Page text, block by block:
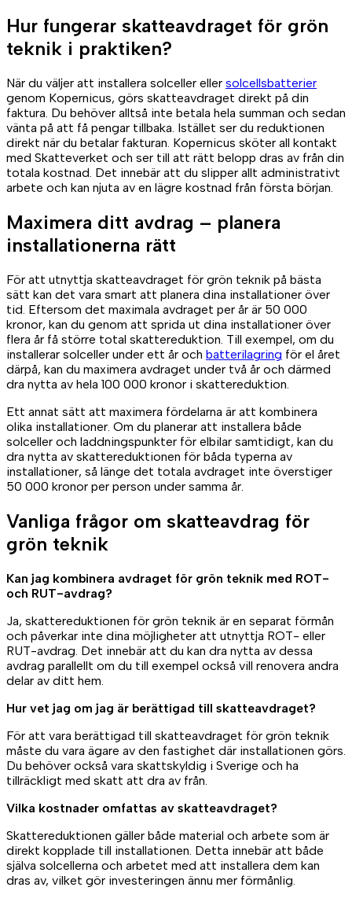
Hur fungerar skatteavdraget för grön
teknik i praktiken?
När du väljer att installera solceller eller solcellsbatterier
genom Kopernicus, görs skatteavdraget direkt på din
faktura. Du behöver alltså inte betala hela summan och sedan
vänta på att få pengar tillbaka. Istället ser du reduktionen
direkt när du betalar fakturan. Kopernicus sköter all kontakt
med Skatteverket och ser till att rätt belopp dras av från din
totala kostnad. Det innebär att du slipper allt administrativt
arbete och kan njuta av en lägre kostnad från första början.
Maximera ditt avdrag – planera
installationerna rätt
För att utnyttja skatteavdraget för grön teknik på bästa
sätt kan det vara smart att planera dina installationer över
tid. Eftersom det maximala avdraget per år är 50 000
kronor, kan du genom att sprida ut dina installationer över
flera år få större total skattereduktion. Till exempel, om du
installerar solceller under ett år och batterilagring för el året
därpå, kan du maximera avdraget under två år och därmed
dra nytta av hela 100 000 kronor i skattereduktion.
Ett annat sätt att maximera fördelarna är att kombinera
olika installationer. Om du planerar att installera både
solceller och laddningspunkter för elbilar samtidigt, kan du
dra nytta av skattereduktionen för båda typerna av
installationer, så länge det totala avdraget inte överstiger
50 000 kronor per person under samma år.
Vanliga frågor om skatteavdrag för
grön teknik
Kan jag kombinera avdraget för grön teknik med ROT-
och RUT-avdrag?
Ja, skattereduktionen för grön teknik är en separat förmån
och påverkar inte dina möjligheter att utnyttja ROT- eller
RUT-avdrag. Det innebär att du kan dra nytta av dessa
avdrag parallellt om du till exempel också vill renovera andra
delar av ditt hem.
Hur vet jag om jag är berättigad till skatteavdraget?
För att vara berättigad till skatteavdraget för grön teknik
måste du vara ägare av den fastighet där installationen görs.
Du behöver också vara skattskyldig i Sverige och ha
tillräckligt med skatt att dra av från.
Vilka kostnader omfattas av skatteavdraget?
Skattereduktionen gäller både material och arbete som är
direkt kopplade till installationen. Detta innebär att både
själva solcellerna och arbetet med att installera dem kan
dras av, vilket gör investeringen ännu mer förmånlig.